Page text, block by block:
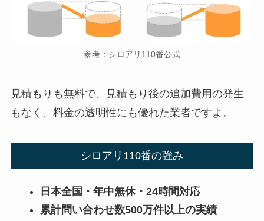
参考：シロアリ110番公式
見積もりも無料で、見積もり後の追加費用の発生
もなく、料金の透明性にも優れた業者ですよ。
シロアリ110番の強み
日本全国・年中無休・24時間対応
累計問い合わせ数500万件以上の実績